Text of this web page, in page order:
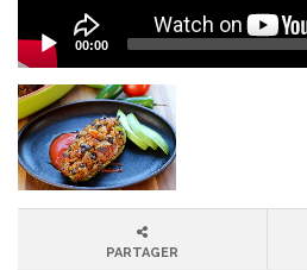
00:00
PARTAGER